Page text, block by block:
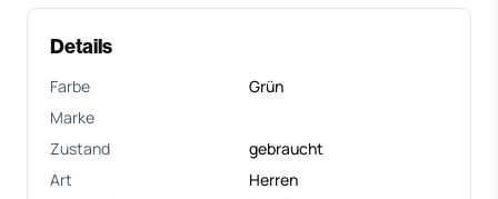
Details
Farbe
Grün
Marke
Zustand
gebraucht
Art
Herren